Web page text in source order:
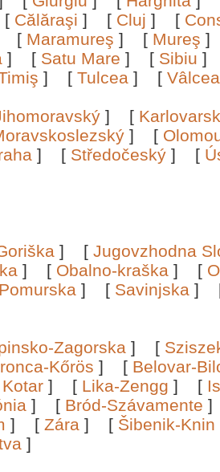
[ Călăraşi ] [ Cluj ] [
[ Maramureş ] [ Mureş
] [ Satu Mare ] [ Sibiu
] [ Tulcea ] [
] [
] [
] [ Středočeský ] [
] [ Jugovzhodna
] [ Obalno-kraška ] [
Pomurska ] [ Savinjska ]
Zagorska ] [
Kőrös ] [ Belovar-
] [ Lika-Zengg ] [
] [ Bród-Szávamente
] [ Zára ] [ Šibenik-Knin
]